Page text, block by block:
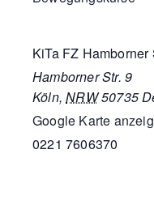
KiTa FZ Hamborner
Hamborner Str. 9
Köln, NRW50735
Google Karte
0221 7606370